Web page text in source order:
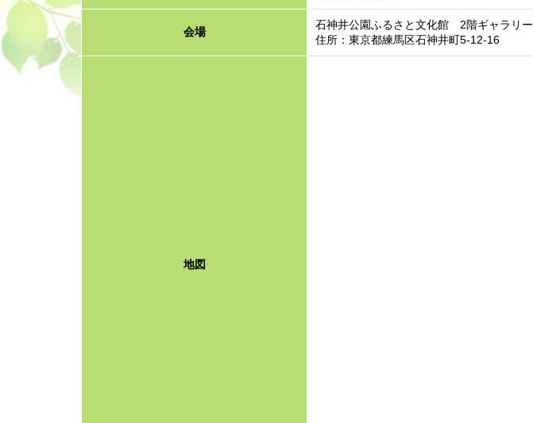
会場
石神井公園ふるさと文化館 2階ギャラリー
住所：東京都練馬区石神井町5-12-16
地図